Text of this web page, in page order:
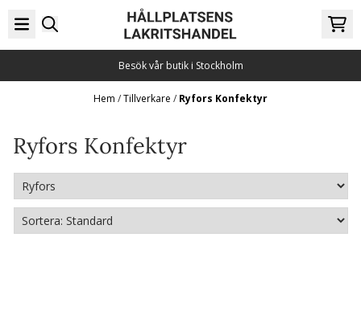
Hoppa till innehåll
Besök vår butik i Stockholm
Hem /Tillverkare / Ryfors Konfektyr
Ryfors Konfektyr